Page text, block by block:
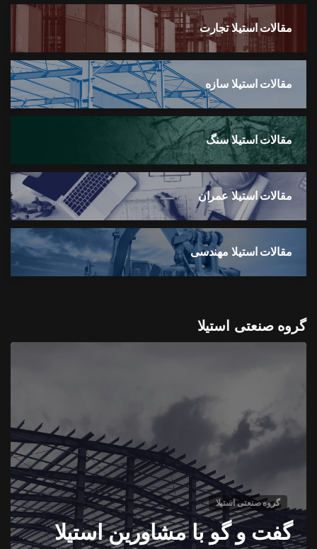
مقالات استیلا تجارت
مقالات استیلا سازه
مقالات استیلا سنگ
مقالات استیلا عمران
مقالات استیلا مهندسی
گروه صنعتی استیلا
گروه صنعتی استیلا
گفت و گو با مشاورین استیلا